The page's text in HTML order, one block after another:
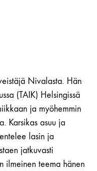
Nivalasta. Hän
(TAIK) Helsingissä
ja myöhemmin
Karsikas asuu ja
lasin ja
jatkuvasti
ilmeinen teema hänen